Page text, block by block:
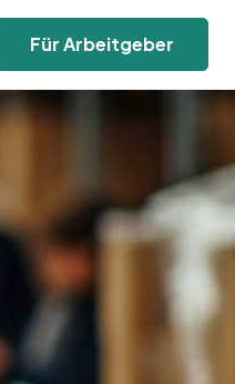
Für Arbeitgeber